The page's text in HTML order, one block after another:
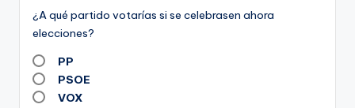
¿A qué partido votarías si se celebrasen ahora
elecciones?
PP
PSOE
VOX